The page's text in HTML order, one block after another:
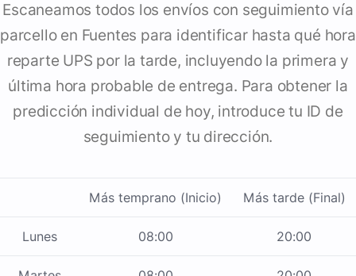
Escaneamos todos los envíos con seguimiento vía
parcello en Fuentes para identificar hasta qué hora
reparte UPS por la tarde, incluyendo la primera y
última hora probable de entrega. Para obtener la
predicción individual de hoy, introduce tu ID de
seguimiento y tu dirección.
Más temprano (Inicio) Más tarde (Final)
Lunes 08:00 20:00